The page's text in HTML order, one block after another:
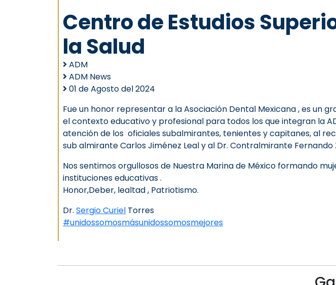
Centro de Estudios
la Salud
ADM
ADM News
01 de Agosto del 2024
Fue un honor representar a la Asociación Dental Mexicana , es un
el contexto educativo y profesional para todos los que integran la
atención de los oficiales subalmirantes, tenientes y capitanes, al
sub almirante Carlos Jiménez Leal y al Dr. Contralmirante
Nos sentimos orgullosos de Nuestra Marina de México formando
instituciones educativas .
Honor,Deber, lealtad , Patriotismo.
Dr. Sergio Curiel Torres
#unidossomosmásunidossomosmejores